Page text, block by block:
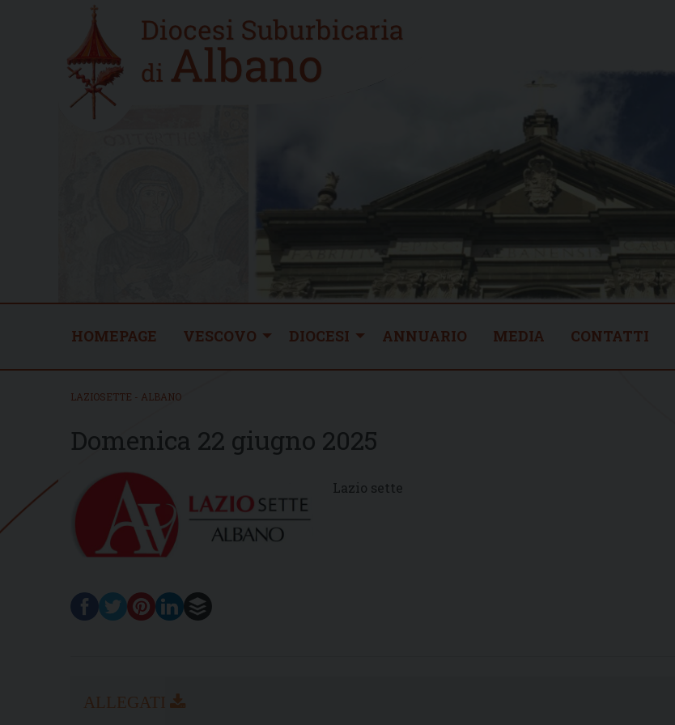
Home
new
HOMEPAGE VESCOVO DIOCESI ANNUARIO MEDIA CONTATTI
LAZIOSETTE - ALBANO
Domenica 22 giugno 2025
Lazio sette